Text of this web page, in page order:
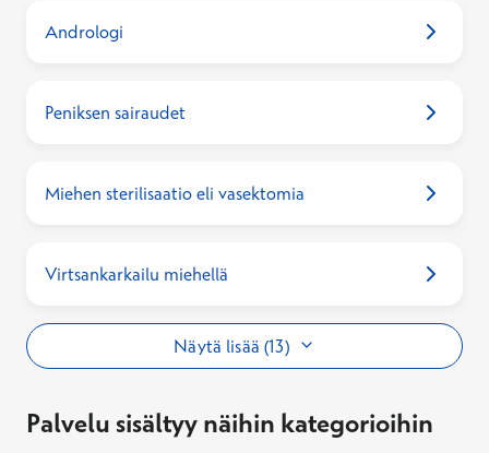
Andrologi
Peniksen sairaudet
Miehen sterilisaatio eli vasektomia
Virtsankarkailu miehellä
Näytä lisää (13)
Palvelu sisältyy näihin kategorioihin